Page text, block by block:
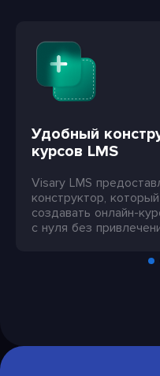
Удобный
курсов LMS
Visary LMS
конструктор,
создавать онлайн-
с нуля без